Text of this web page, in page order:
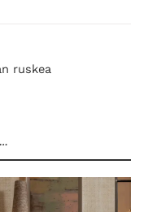
ruskea